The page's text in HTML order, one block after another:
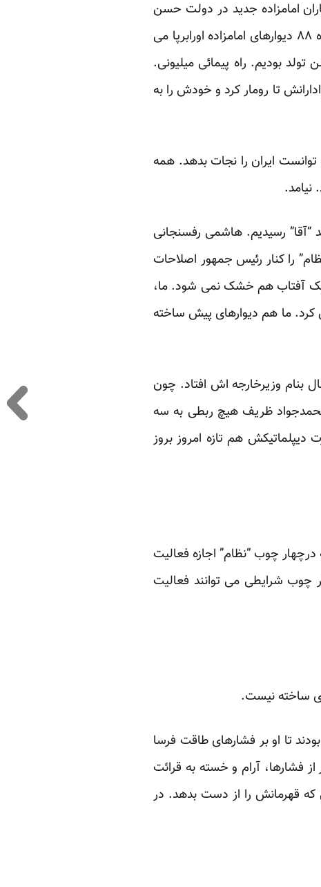
امامزاده جدید در دولت حسن
از آزادی آنها خبری نیست که نیست. راستی “میر ما” یادتان هست؟ در مهرماه ۸۸ دیوارهای امامزاده اورابرپا می
تولد بودیم. راه پیمائی میلیونی.
تا رومار کرد و خودش را به
توانست ایران را نجات بدهد. همه
“آقا” رسیدیم. هاشمی رفسنجانی
را کنار رئیس جمهور اصلاحات
یک آفتاب هم خشک نمی شود. ما،
کرد. ما هم دیوارهای پیش ساخته
بنام وزیرخارجه اش افتاد. چون
ظریف هیچ ربطی به سه
دیپلماتیکش هم تازه امروز بروز
چوب “نظام” اجازه فعالیت
چوب شرایطی می توانند فعالیت
ساخته نیست.
تا او بر فشارهای طاقت فرسا
فشارها، آرام و خسته به قرائت
که قهرمانش را از دست بدهد. در